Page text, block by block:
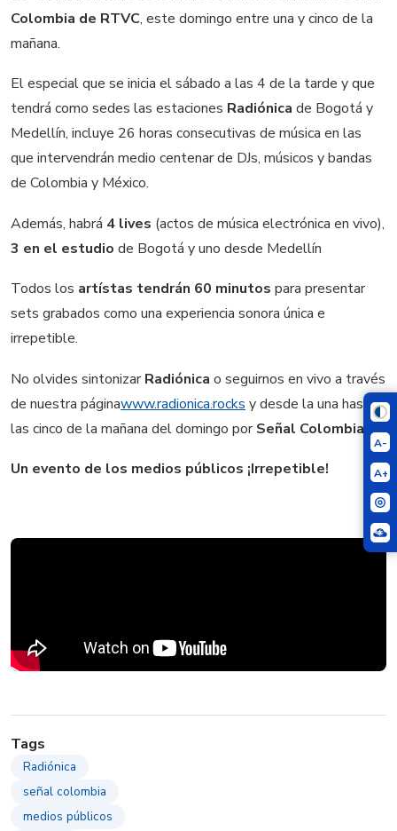
A-
A+
Colombia de RTVC, este domingo entre una y cinco de la
mañana.
El especial que se inicia el sábado a las 4 de la tarde y que
tendrá como sedes las estaciones Radiónica de Bogotá y
Medellín, incluye 26 horas consecutivas de música en las
que intervendrán medio centenar de DJs, músicos y bandas
de Colombia y México.
Además, habrá 4 lives (actos de música electrónica en vivo),
3 en el estudio de Bogotá y uno desde Medellín
Todos los artístas tendrán 60 minutos para presentar
sets grabados como una experiencia sonora única e
irrepetible.
No olvides sintonizarRadiónica o seguirnos en vivo a través
de nuestra páginawww.radionica.rocks y desde la una hasta
las cinco de la mañana del domingo porSeñal Colombia.
Un evento de los medios públicos ¡Irrepetible!
Tags
Radiónica
señal colombia
medios públicos